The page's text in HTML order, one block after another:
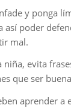
y ponga
así poder
mal.
niña, evita
que ser
aprender a